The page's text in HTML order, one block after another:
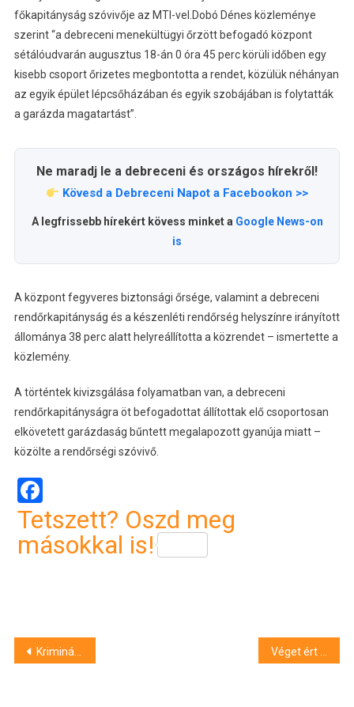
főkapitányság szóvivője az MTI-vel. Dobó Dénes közleménye
szerint “a debreceni menekültügyi őrzött befogadó központ
sétálóudvarán augusztus 18-án 0 óra 45 perc körüli időben egy
kisebb csoport őrizetes megbontotta a rendet, közülük néhányan
az egyik épület lépcsőházában és egyik szobájában is folytatták
a garázda magatartást”.
Ne maradj le a debreceni és országos hírekről!
Kövesd a Debreceni Napot a Facebookon >>
A legfrissebb hírekért kövess minket a Google News-on
is
A központ fegyveres biztonsági őrsége, valamint a debreceni
rendőrkapitányság és a készenléti rendőrség helyszínre irányított
állománya 38 perc alatt helyreállította a közrendet – ismertette a
közlemény.
A történtek kivizsgálása folyamatban van, a debreceni
rendőrkapitányságra öt befogadottat állítottak elő csoportosan
elkövetett garázdaság bűntett megalapozott gyanúja miatt –
közölte a rendőrségi szóvivő.
Facebook
Tetszett? Oszd meg
másokkal is!
Bejegyzés
Kriminális hétfő: riasztópisztollyal fenyegetőzött az István úton